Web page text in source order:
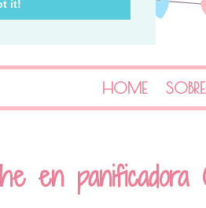
it!
HOME
en panificadora